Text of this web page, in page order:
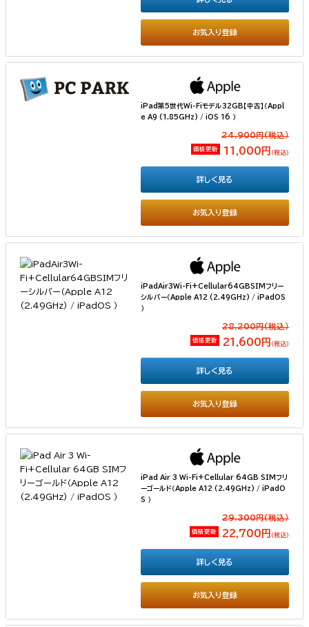
お気入り登録
iPad第5世代Wi-Fiモデル32GB【中古】（Appl
e A9 (1.85GHz) / iOS 16 ）
24,900円(税込）
価格更新 11,000円 （税込）
お気入り登録
詳しく見る
iPadAir3Wi-Fi+Cellular64GBSIMフリー
シルバー（Apple A12 (2.49GHz) / iPadOS
）
28,200円(税込）
価格更新 21,600円 （税込）
お気入り登録
詳しく見る
iPad Air 3 Wi-Fi+Cellular 64GB SIMフリ
ーゴールド（Apple A12 (2.49GHz) / iPadO
S ）
29,300円(税込）
価格更新 22,700円 （税込）
お気入り登録
詳しく見る